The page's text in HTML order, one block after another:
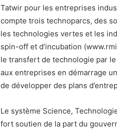
Tatwir pour les entreprises
compte trois technoparcs, des
les technologies vertes et les
spin-off et d’incubation
le transfert de technologie par
aux entreprises en démarrage
de développer des plans
Le système Science,
fort soutien de la part du